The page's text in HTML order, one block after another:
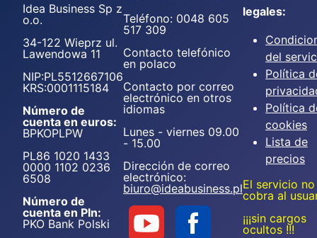
Idea Business Sp z
o.o.
34-122 Wieprz ul.
Lawendowa 11
NIP:PL5512667106
KRS:0001115184
Número de
cuenta en euros:
BPKOPLPW
PL86 1020 1433
0000 1102 0236
6508
Número de
cuenta en Pln:
PKO Bank Polski
Teléfono: 0048 605
517 309
Contacto telefónico
en polaco
Contacto por correo
electrónico en otros
idiomas
Lunes - viernes 09.00
- 15.00
Dirección de correo
electrónico:
biuro@ideabusiness.pl
legales:
del
Política
Política
cookies
Lista de
precios
El servicio no
cobra al
¡¡¡sin cargos
ocultos !!!